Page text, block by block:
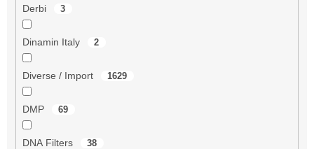
Derbi 3
Dinamin Italy 2
Diverse / Import 1629
DMP 69
DNA Filters 38